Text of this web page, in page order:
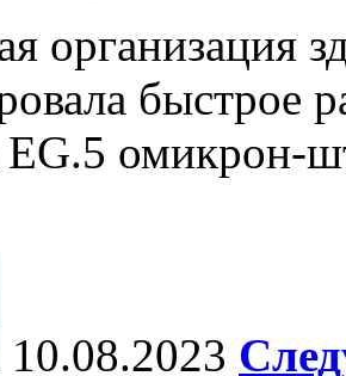
организация
быстрое
EG.5 омикрон-
10.08.2023